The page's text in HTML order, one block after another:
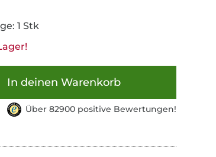
1 Stk
In deinen Warenkorb
Über 82900 positive Bewertungen!